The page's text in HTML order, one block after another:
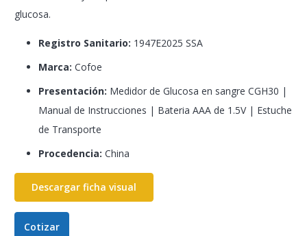
glucosa.
Registro Sanitario: 1947E2025 SSA
Marca: Cofoe
Presentación: Medidor de Glucosa en sangre CGH30 |
Manual de Instrucciones | Bateria AAA de 1.5V | Estuche
de Transporte
Procedencia: China
Descargar ficha visual
Cotizar